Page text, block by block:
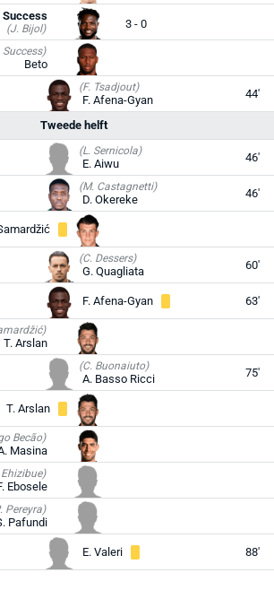
(J. Bijol)
Success
3 - 0
Success)
Beto
(F. Tsadjout)
F. Afena-Gyan 44'
Tweede helft
(L. Sernicola)
E. Aiwu 46'
(M. Castagnetti)
D. Okereke 46'
(C. Dessers)
G. Quagliata 60'
F. Afena-Gyan 63'
T. Arslan
(C. Buonaiuto)
A. Basso Ricci 75'
T. Arslan
Becão)
Masina
Ebosele
Pereyra)
Pafundi
E. Valeri 88'